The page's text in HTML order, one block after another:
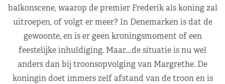
balkonscene, waarop de premier Frederik als koning zal
uitroepen, of volgt er meer? In Denemarken is dat de
gewoonte, en is er geen kroningsmoment of een
feestelijke inhuldiging. Maar….de situatie is nu wel
anders dan bij troonsopvolging van Margrethe. De
koningin doet immers zelf afstand van de troon en is